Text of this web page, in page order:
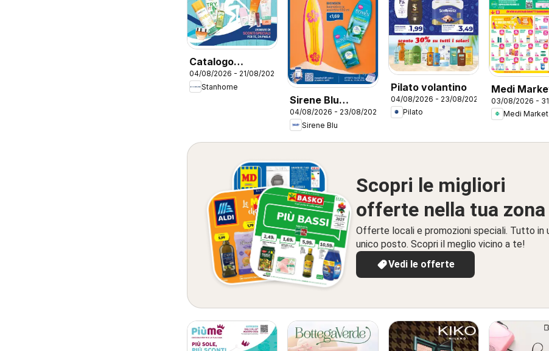
Catalogo
Stanhome 12
2026
04/08/2026 - 21/08/2026
Stanhome
Sirene Blu
volantino
04/08/2026 - 23/08/2026
Sirene Blu
Pilato volantino
04/08/2026 - 23/08/2026
Pilato
Medi
volantino
03/08/2026 -
Medi Market
Scopri le migliori
offerte nella tua zona
Offerte locali e promozioni speciali. Tutto in
unico posto. Scopri il meglio vicino a te!
Vedi le offerte